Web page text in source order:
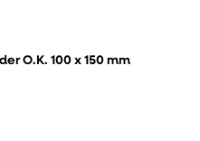
O.K. 100 x 150 mm